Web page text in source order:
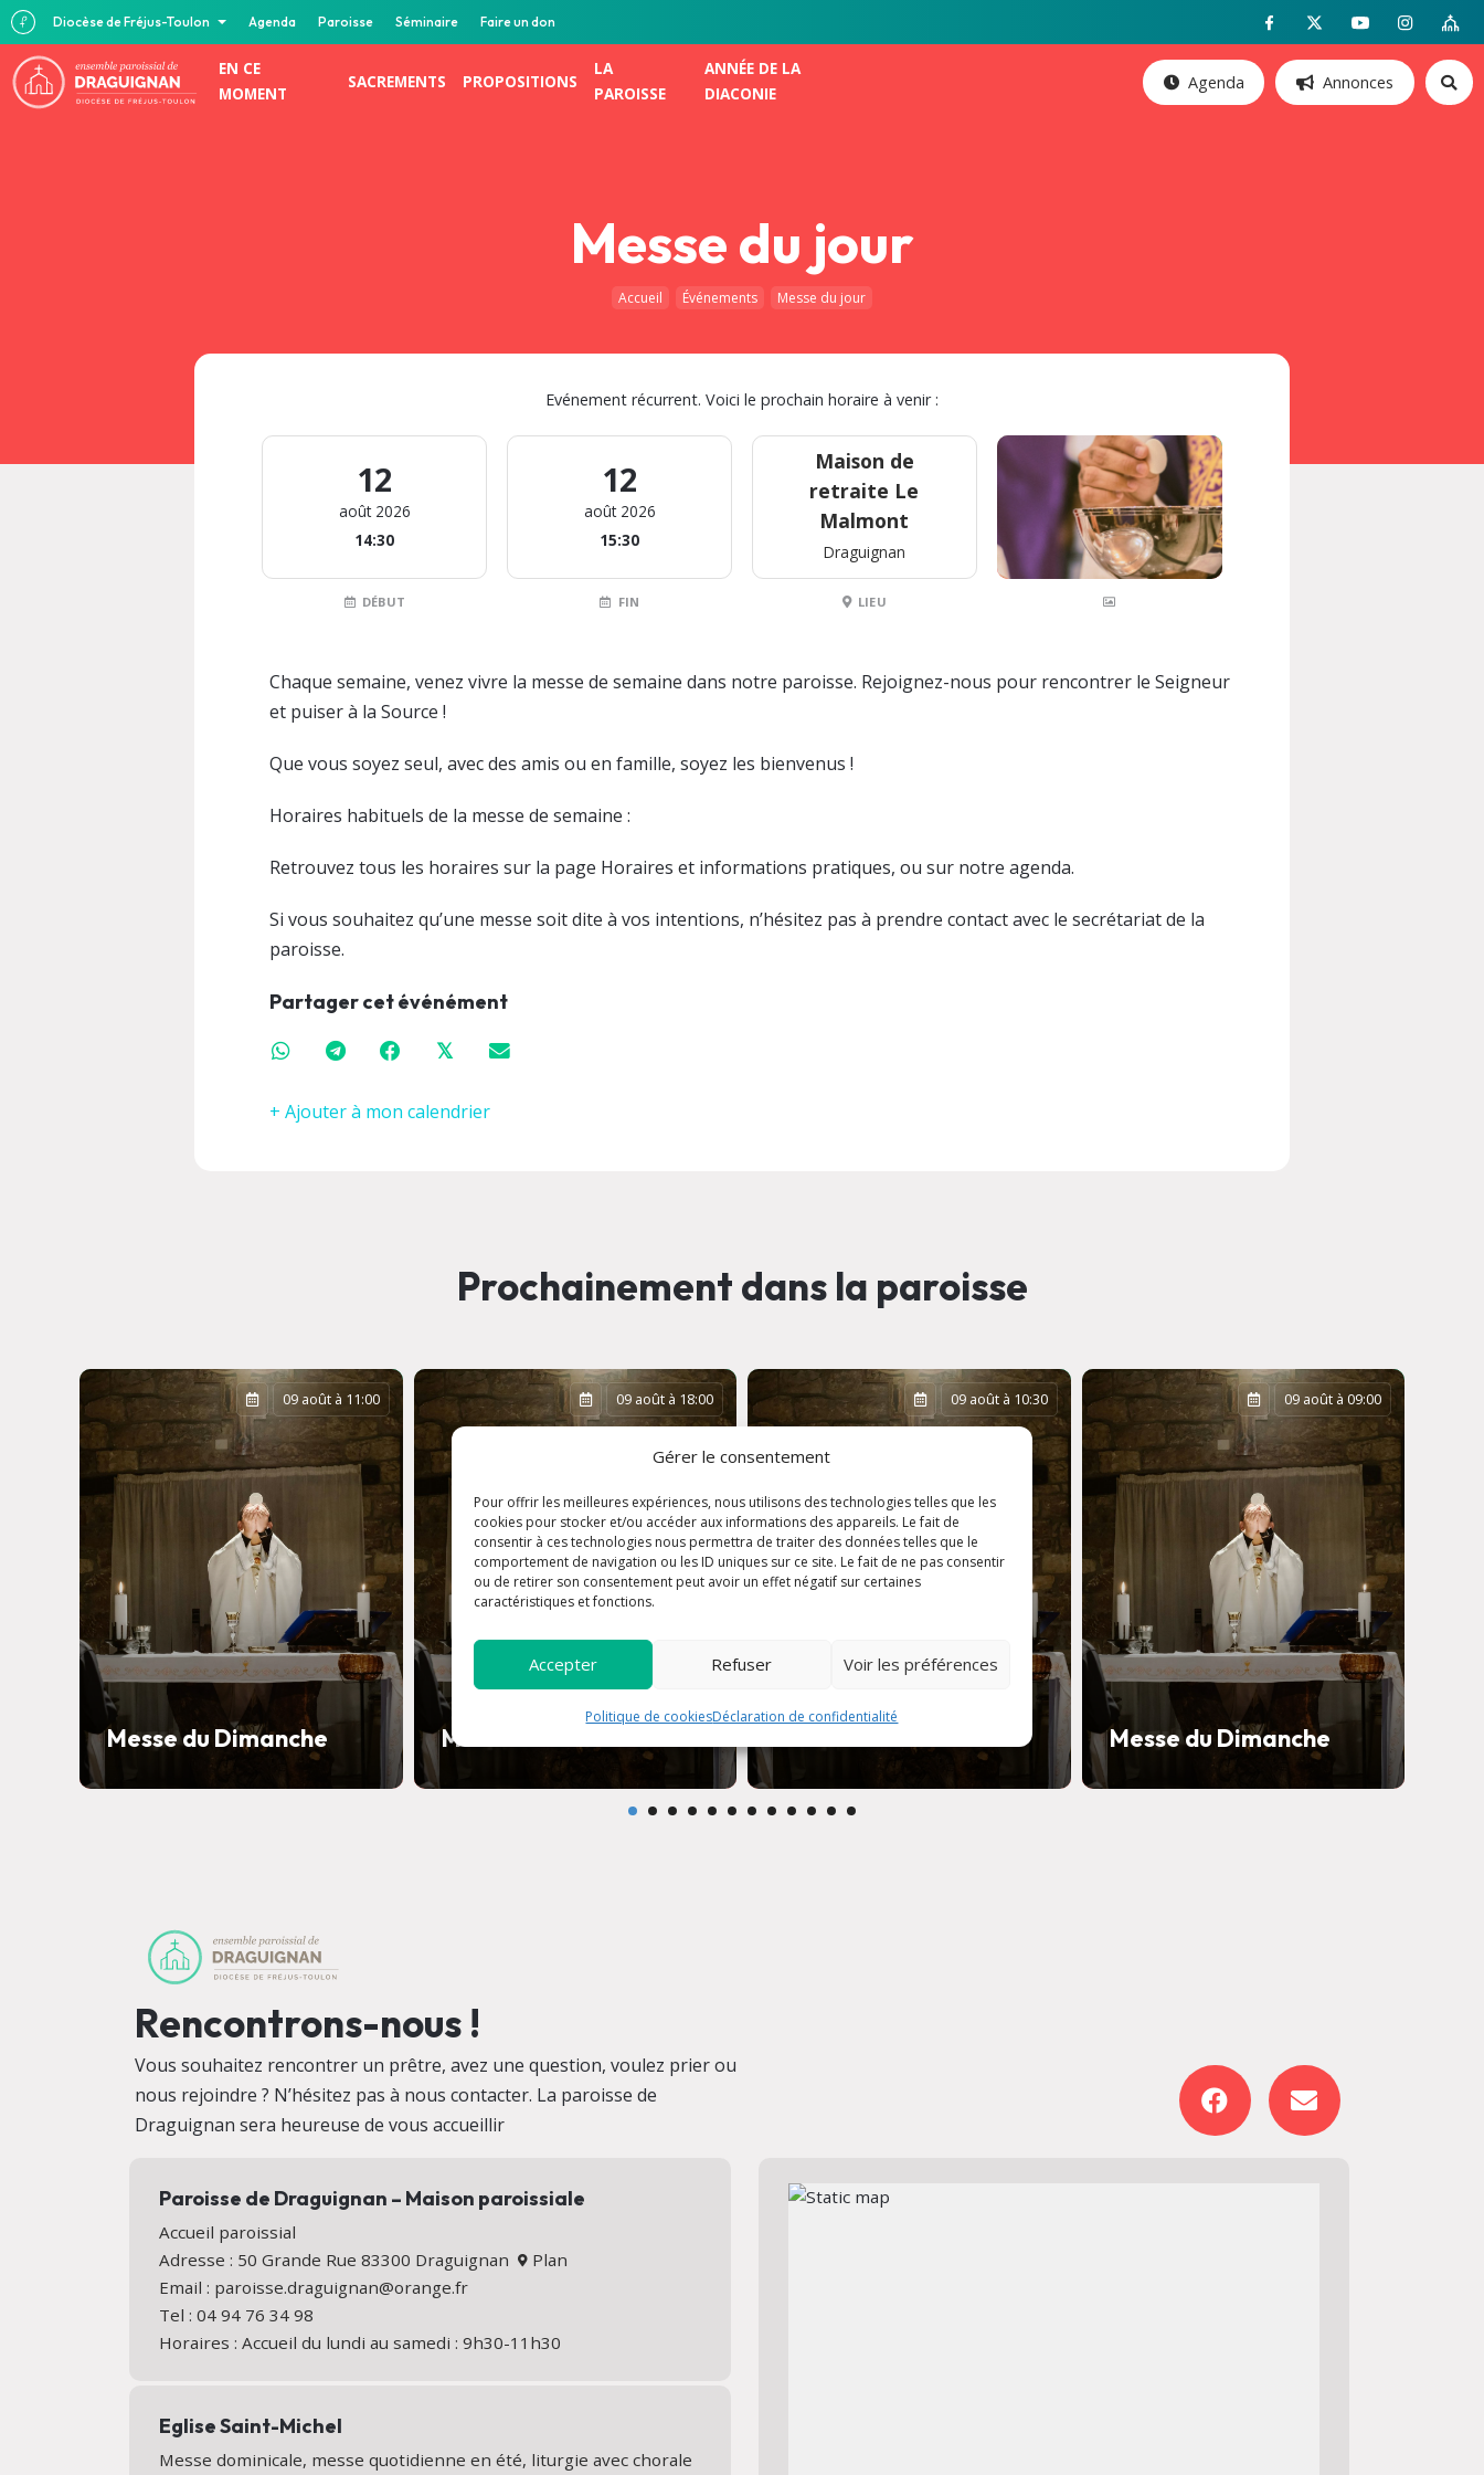
Diocèse de Fréjus-Toulon Agenda Paroisse Séminaire Faire un don
Gérer le consentement
Pour offrir les meilleures expériences, nous utilisons des technologies telles que les
cookies pour stocker et/ou accéder aux informations des appareils. Le fait de
consentir à ces technologies nous permettra de traiter des données telles que le
comportement de navigation ou les ID uniques sur ce site. Le fait de ne pas consentir
ou de retirer son consentement peut avoir un effet négatif sur certaines
caractéristiques et fonctions.
Accepter Refuser Voir les préférences
Politique de cookiesDéclaration de confidentialité
EN CE
MOMENT
SACREMENTS PROPOSITIONS
LA
PAROISSE
ANNÉE DE LA
DIACONIE
Agenda Annonces
Messe du jour
Accueil Événements Messe du jour
Evénement récurrent. Voici le prochain horaire à venir :
12
août 2026
14:30
DÉBUT
12
août 2026
15:30
FIN
Maison de
retraite Le
Malmont
Draguignan
LIEU
Chaque semaine, venez vivre la messe de semaine dans notre paroisse. Rejoignez-nous pour rencontrer le Seigneur
et puiser à la Source !
Que vous soyez seul, avec des amis ou en famille, soyez les bienvenus !
Horaires habituels de la messe de semaine :
Retrouvez tous les horaires sur la page Horaires et informations pratiques, ou sur notre agenda.
Si vous souhaitez qu’une messe soit dite à vos intentions, n’hésitez pas à prendre contact avec le secrétariat de la
paroisse.
Partager cet événément
𝕏
+ Ajouter à mon calendrier
Prochainement dans la paroisse
Messe du Dimanche
09 août à 11:00
Messe du Dimanche
09 août à 18:00 09 août à 10:30
Messe du Dimanche
09 août à 09:00
Rencontrons-nous !
Vous souhaitez rencontrer un prêtre, avez une question, voulez prier ou
nous rejoindre ? N’hésitez pas à nous contacter. La paroisse de
Draguignan sera heureuse de vous accueillir
Paroisse de Draguignan – Maison paroissiale
Accueil paroissial
Adresse : 50 Grande Rue 83300 Draguignan
Plan
Email : paroisse.draguignan@orange.fr
Tel : 04 94 76 34 98
Horaires : Accueil du lundi au samedi : 9h30-11h30
Eglise Saint-Michel
Messe dominicale, messe quotidienne en été, liturgie avec chorale